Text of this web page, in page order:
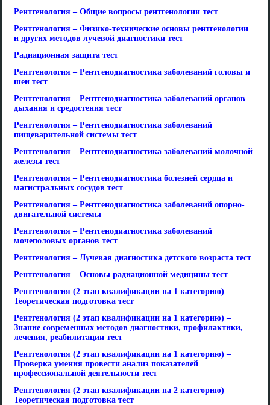
Рентгенология – Общие вопросы рентгенологии тест
Рентгенология – Физико-технические основы рентгенологии
и других методов лучевой диагностики тест
Радиационная защита тест
Рентгенология – Рентгенодиагностика заболеваний головы и
шеи тест
Рентгенология – Рентгенодиагностика заболеваний органов
дыхания и средостения тест
Рентгенология – Рентгенодиагностика заболеваний
пищеварительной системы тест
Рентгенология – Рентгенодиагностика заболеваний молочной
железы тест
Рентгенология – Рентгенодиагностика болезней сердца и
магистральных сосудов тест
Рентгенология – Рентгенодиагностика заболеваний опорно-
двигательной системы
Рентгенология – Рентгенодиагностика заболеваний
мочеполовых органов тест
Рентгенология – Лучевая диагностика детского возраста тест
Рентгенология – Основы радиационной медицины тест
Рентгенология (2 этап квалификации на 1 категорию) –
Теоретическая подготовка тест
Рентгенология (2 этап квалификации на 1 категорию) –
Знание современных методов диагностики, профилактики,
лечения, реабилитации тест
Рентгенология (2 этап квалификации на 1 категорию) –
Проверка умения провести анализ показателей
профессиональной деятельности тест
Рентгенология (2 этап квалификации на 2 категорию) –
Теоретическая подготовка тест